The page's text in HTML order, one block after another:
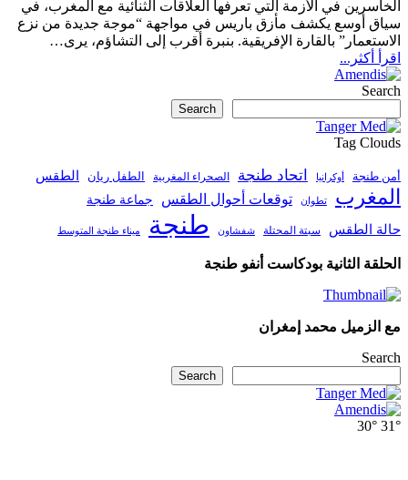
الخاسرين في الأزمة التي تعرفها العلاقات الثنائية مع المغرب، في
سياق أوسع يكشف مأزق باريس في مواجهة “موجة جديدة من نزع
الاستعمار” بالقارة الإفريقية. بنبرة أقرب إلى التشاؤم، يرى…
اقرأ أكثر...
Search
Search
Tag Clouds
أمن طنجة أوكرانيا اتحاد طنجة الصحراء المغربية الطفل ريان الطقس
المغرب تطوان توقعات أحوال الطقس جماعة طنجة
حالة الطقس سبتة المحتلة شفشاون طنجة ميناء طنجة المتوسط
الحلقة الثانية بودكاست أنفو طنجة
مع الزميل محمد إمغران
Search
Search
31°
30°